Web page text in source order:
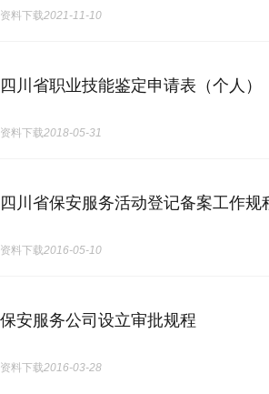
资料下载2021-11-10
四川省职业技能鉴定申请表（个人）
资料下载2018-05-31
四川省保安服务活动登记备案工作规
资料下载2016-05-10
保安服务公司设立审批规程
资料下载2016-03-28